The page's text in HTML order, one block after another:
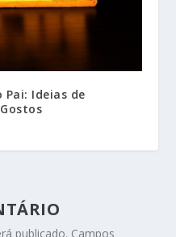
Pai: Ideias de
publicado. Campos